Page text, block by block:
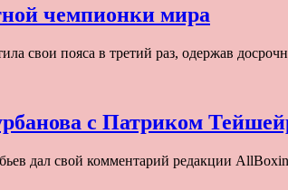
чемпионки мира
свои пояса в третий раз, одержав
с Патриком
дал свой комментарий редакции